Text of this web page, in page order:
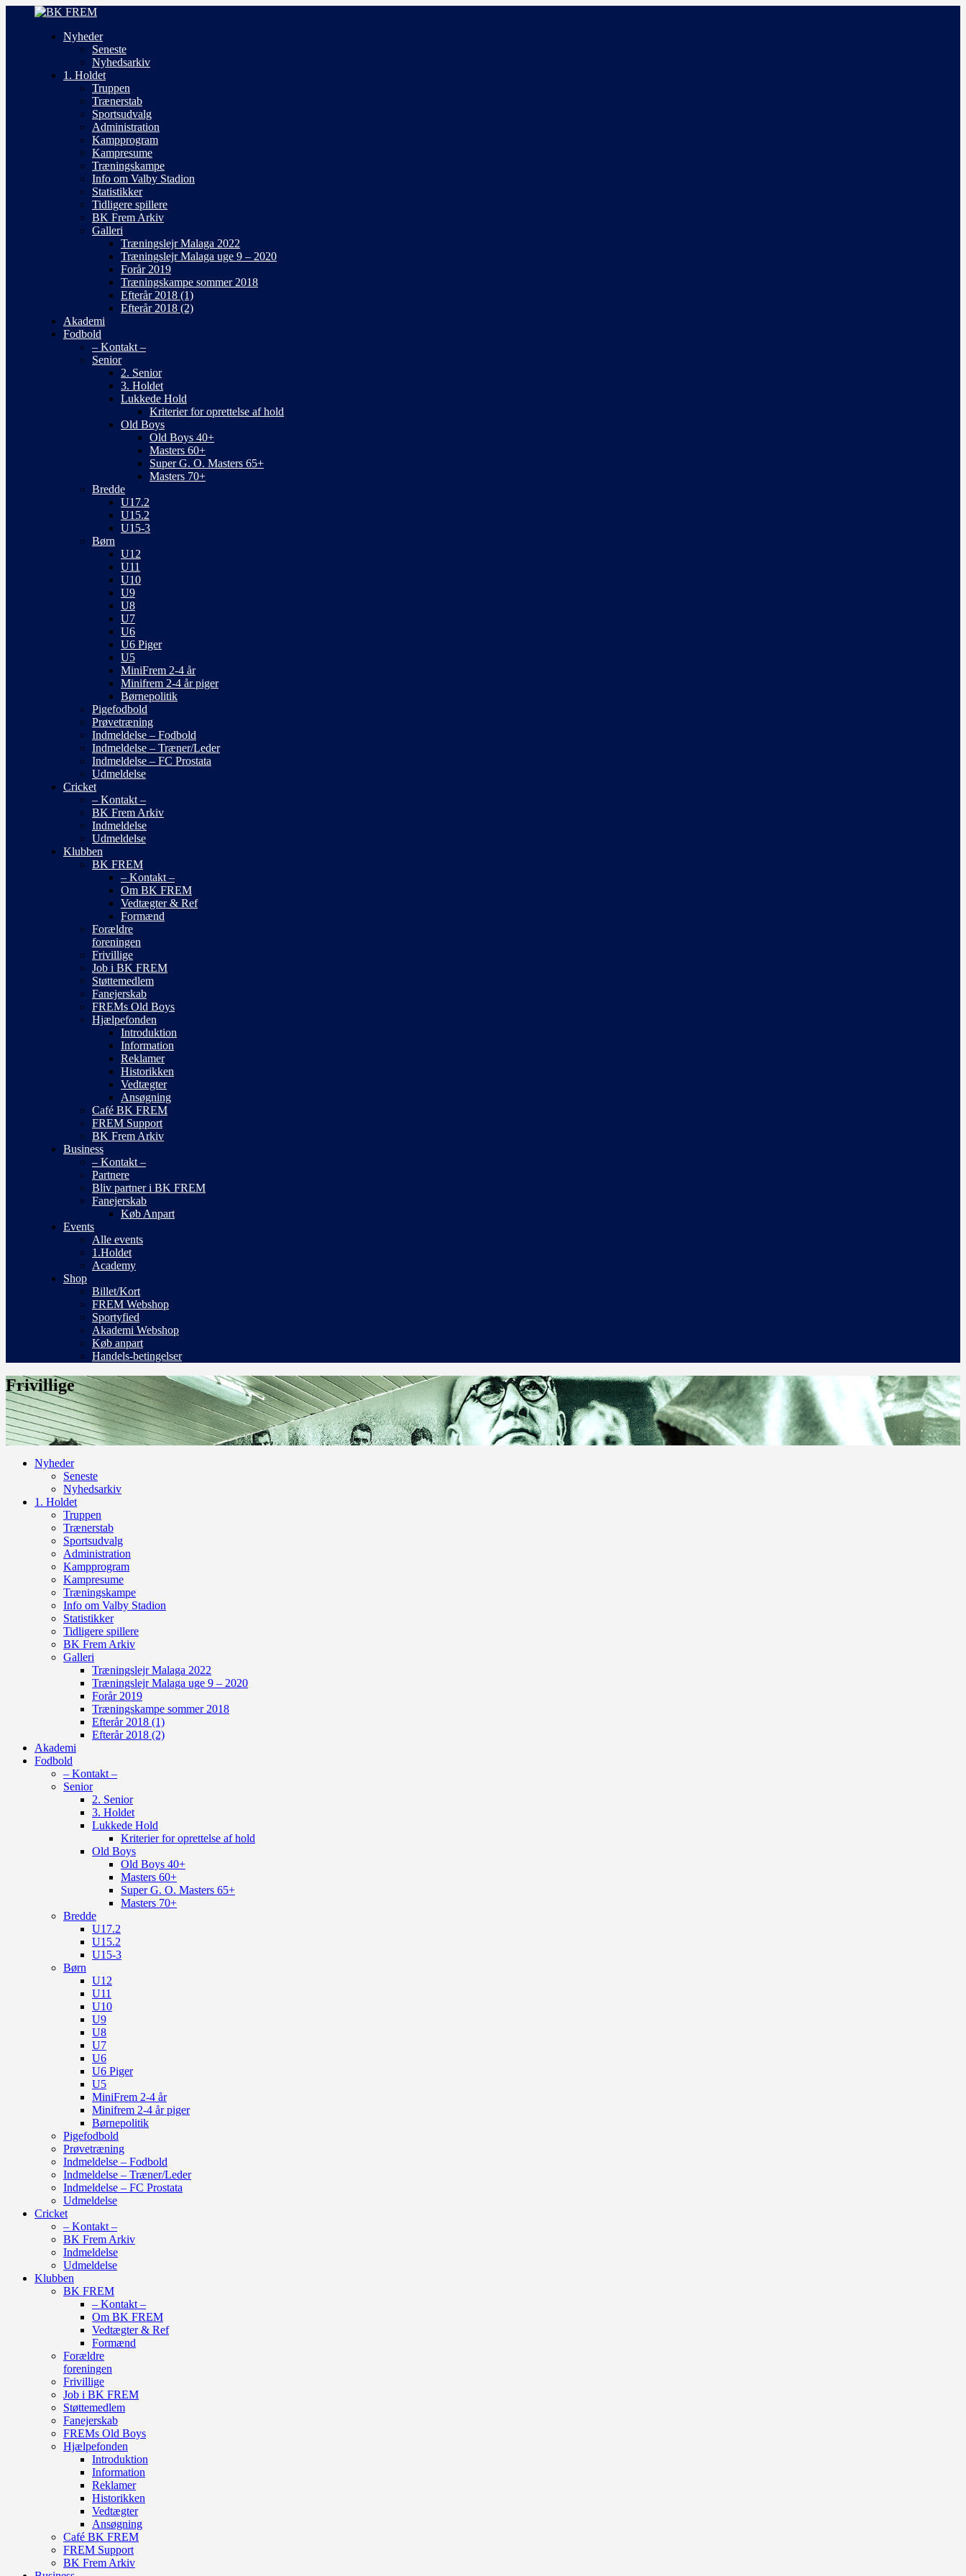
Nyheder
Seneste
Nyhedsarkiv
1. Holdet
Truppen
Trænerstab
Sportsudvalg
Administration
Kampprogram
Kampresume
Træningskampe
Info om Valby Stadion
Statistikker
Tidligere spillere
BK Frem Arkiv
Galleri
Træningslejr Malaga 2022
Træningslejr Malaga uge 9 – 2020
Forår 2019
Træningskampe sommer 2018
Efterår 2018 (1)
Efterår 2018 (2)
Akademi
Fodbold
– Kontakt –
Senior
2. Senior
3. Holdet
Lukkede Hold
Kriterier for oprettelse af hold
Old Boys
Old Boys 40+
Masters 60+
Super G. O. Masters 65+
Masters 70+
Bredde
U17.2
U15.2
U15-3
Børn
U12
U11
U10
U9
U8
U7
U6
U6 Piger
U5
MiniFrem 2-4 år
Minifrem 2-4 år piger
Børnepolitik
Pigefodbold
Prøvetræning
Indmeldelse – Fodbold
Indmeldelse – Træner/Leder
Indmeldelse – FC Prostata
Udmeldelse
Cricket
– Kontakt –
BK Frem Arkiv
Indmeldelse
Udmeldelse
Klubben
BK FREM
– Kontakt –
Om BK FREM
Vedtægter & Ref
Formænd
Forældre
foreningen
Frivillige
Job i BK FREM
Støttemedlem
Fanejerskab
FREMs Old Boys
Hjælpefonden
Introduktion
Information
Reklamer
Historikken
Vedtægter
Ansøgning
Café BK FREM
FREM Support
BK Frem Arkiv
Business
– Kontakt –
Partnere
Bliv partner i BK FREM
Fanejerskab
Køb Anpart
Events
Alle events
1.Holdet
Academy
Shop
Billet/Kort
FREM Webshop
Sportyfied
Akademi Webshop
Køb anpart
Handels-betingelser
Frivillige
Nyheder
Seneste
Nyhedsarkiv
1. Holdet
Truppen
Trænerstab
Sportsudvalg
Administration
Kampprogram
Kampresume
Træningskampe
Info om Valby Stadion
Statistikker
Tidligere spillere
BK Frem Arkiv
Galleri
Træningslejr Malaga 2022
Træningslejr Malaga uge 9 – 2020
Forår 2019
Træningskampe sommer 2018
Efterår 2018 (1)
Efterår 2018 (2)
Akademi
Fodbold
– Kontakt –
Senior
2. Senior
3. Holdet
Lukkede Hold
Kriterier for oprettelse af hold
Old Boys
Old Boys 40+
Masters 60+
Super G. O. Masters 65+
Masters 70+
Bredde
U17.2
U15.2
U15-3
Børn
U12
U11
U10
U9
U8
U7
U6
U6 Piger
U5
MiniFrem 2-4 år
Minifrem 2-4 år piger
Børnepolitik
Pigefodbold
Prøvetræning
Indmeldelse – Fodbold
Indmeldelse – Træner/Leder
Indmeldelse – FC Prostata
Udmeldelse
Cricket
– Kontakt –
BK Frem Arkiv
Indmeldelse
Udmeldelse
Klubben
BK FREM
– Kontakt –
Om BK FREM
Vedtægter & Ref
Formænd
Forældre
foreningen
Frivillige
Job i BK FREM
Støttemedlem
Fanejerskab
FREMs Old Boys
Hjælpefonden
Introduktion
Information
Reklamer
Historikken
Vedtægter
Ansøgning
Café BK FREM
FREM Support
BK Frem Arkiv